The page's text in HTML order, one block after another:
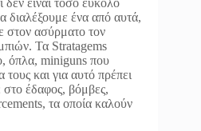
είναι τόσο εύκολο
διαλέξουμε ένα από αυτά,
στον ασύρματο τον
Τα Stratagems
όπλα, miniguns που
τους και για αυτό πρέπει
έδαφος, βόμβες,
τα οποία καλούν